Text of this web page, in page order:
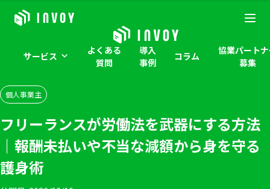
サービス
よくある
質問
導入
事例
コラム
協業パート
募集
個人事業主
フリーランスが労働法を武器にする方法
｜報酬未払いや不当な減額から身を守る
護身術